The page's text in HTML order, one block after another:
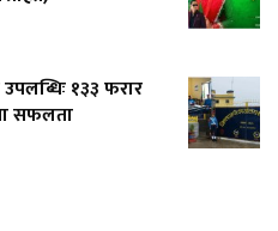
१३३ फरार
सफलता